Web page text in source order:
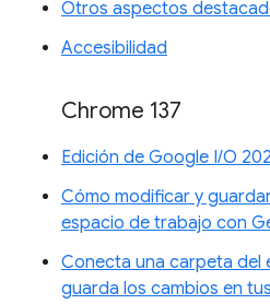
Otros aspectos
Accesibilidad
Chrome 137
Edición de Google I/O
Cómo modificar y
espacio de trabajo con
Conecta una carpeta del
guarda los cambios en